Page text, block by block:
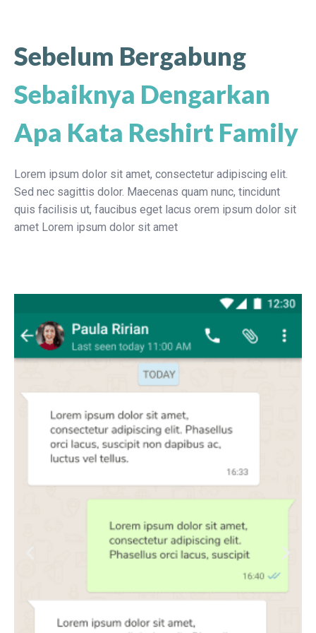
Sebelum Bergabung
Sebaiknya Dengarkan
Apa Kata Reshirt Family
Lorem ipsum dolor sit amet, consectetur adipiscing elit.
Sed nec sagittis dolor. Maecenas quam nunc, tincidunt
quis facilisis ut, faucibus eget lacus orem ipsum dolor sit
amet Lorem ipsum dolor sit amet